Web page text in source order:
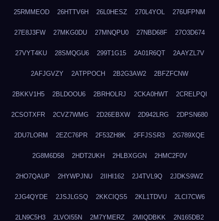
25RMMEOD 26HTTV6H 26L0HESZ 270L4YOL 276UFPNM
27E8J3FW 27MKG0DU 27MNQPU0 27NBD68F 27O3D674
27VYT4KU 28SMQGU6 299T1G15 2A01R6QT 2AAYZL7V
2AFJGVZY 2ATPPOCH 2B2G3AW2 2BFZFCNW
2BKKV1H5 2BLDOOU6 2BRHOLRJ 2CKA0HWT 2CRELPQI
2CSOTXFR 2CVZ7WMG 2D26EBXW 2D942LRG 2DPSN680
2DU7LORM 2EZC76PR 2F53ZH8K 2FFJSSR3 2G789XQE
2G8M6D58 2HDT2UKH 2HLBXGGN 2HMC2F0V
2HO7QAUP 2HYWPJNU 2IIHI162 2J4TVL9Q 2JDKS9WZ
2JG4QYDE 2JSJLGSQ 2KKCIQS5 2KL1TDVU 2LCI7CW6
2LN9C5H3 2LVOI55N 2M7YMERZ 2MIQDBKK 2N165DB2